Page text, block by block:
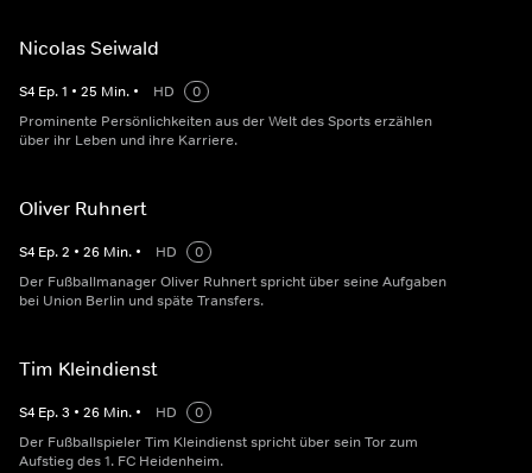
Nicolas Seiwald
S4 Ep.1 • 25 Min. • HD
0
Prominente Persönlichkeiten aus der Welt des Sports erzählen
über ihr Leben und ihre Karriere.
Oliver Ruhnert
S4 Ep.2 • 26 Min. • HD
0
Der Fußballmanager Oliver Ruhnert spricht über seine Aufgaben
bei Union Berlin und späte Transfers.
Tim Kleindienst
S4 Ep.3 • 26 Min. • HD
0
Der Fußballspieler Tim Kleindienst spricht über sein Tor zum
Aufstieg des 1. FC Heidenheim.